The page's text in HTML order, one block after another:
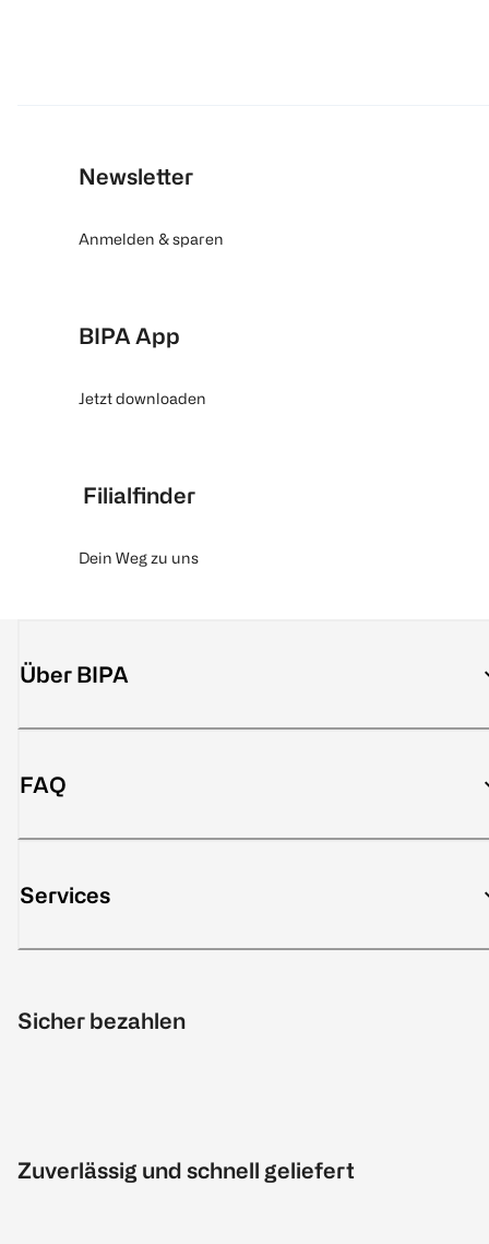
Newsletter
Anmelden & sparen
BIPA App
Jetzt downloaden
Filialfinder
Dein Weg zu uns
Über BIPA
FAQ
Services
Sicher bezahlen
Zuverlässig und schnell geliefert